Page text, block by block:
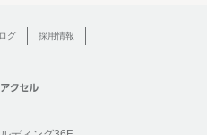
グ 採用情報